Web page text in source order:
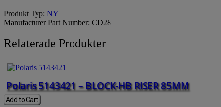
Produkt Typ: NY
Manufacturer Part Number: CD28
Relaterade Produkter
Polaris 5143421 – BLOCK-HB RISER 85MM
Add to Cart